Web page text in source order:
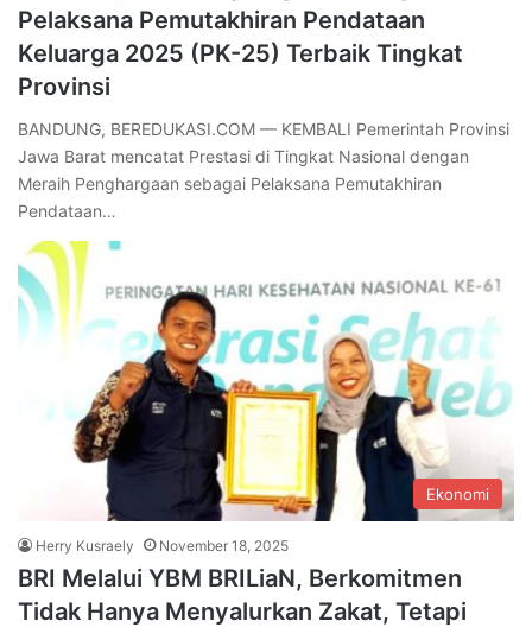
Pelaksana Pemutakhiran Pendataan
Keluarga 2025 (PK-25) Terbaik Tingkat
Provinsi
BANDUNG, BEREDUKASI.COM — KEMBALI Pemerintah Provinsi
Jawa Barat mencatat Prestasi di Tingkat Nasional dengan
Meraih Penghargaan sebagai Pelaksana Pemutakhiran
Pendataan…
Ekonomi
Herry Kusraely November 18, 2025
BRI Melalui YBM BRILiaN, Berkomitmen
Tidak Hanya Menyalurkan Zakat, Tetapi